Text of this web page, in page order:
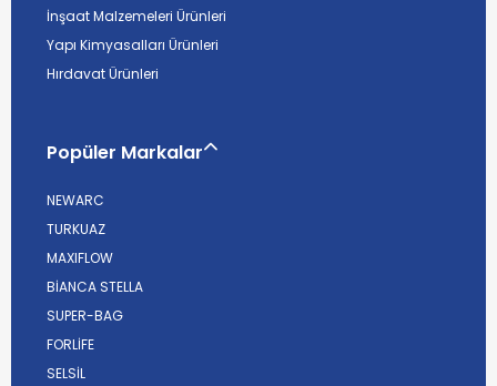
İnşaat Malzemeleri Ürünleri
Yapı Kimyasalları Ürünleri
Hırdavat Ürünleri
Popüler Markalar
NEWARC
TURKUAZ
MAXIFLOW
BİANCA STELLA
SUPER-BAG
FORLİFE
SELSİL